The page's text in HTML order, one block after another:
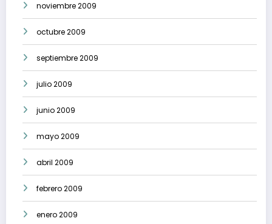
noviembre 2009
octubre 2009
septiembre 2009
julio 2009
junio 2009
mayo 2009
abril 2009
febrero 2009
enero 2009